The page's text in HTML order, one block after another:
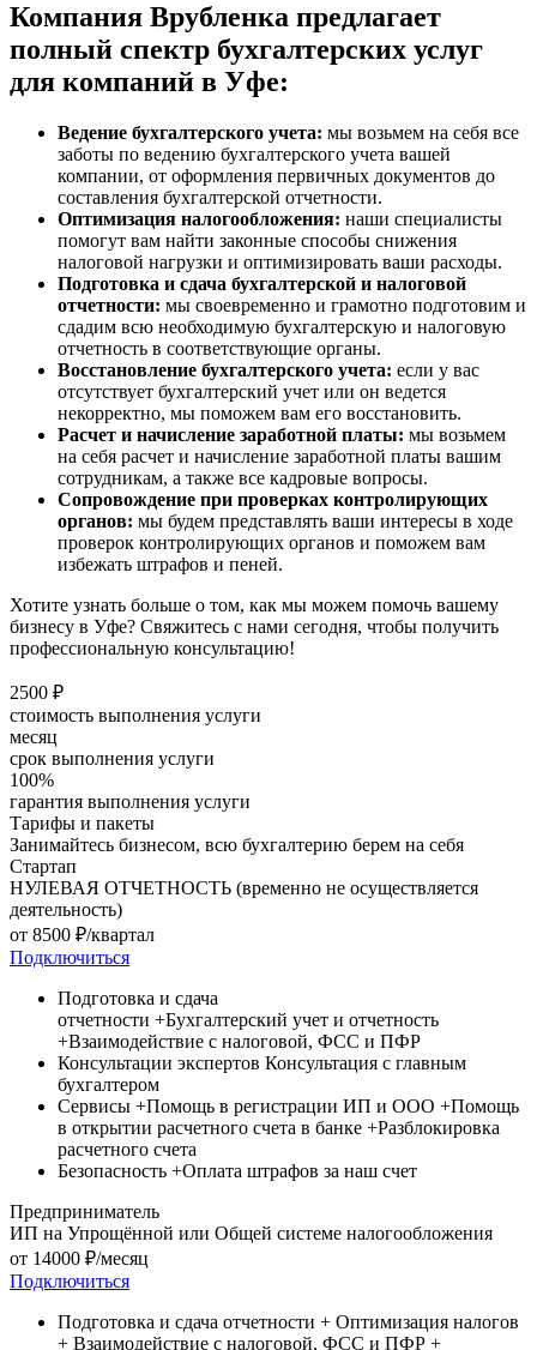
Компания Врубленка предлагает
полный спектр бухгалтерских услуг
для компаний в Уфе:
Ведение бухгалтерского учета: мы возьмем на себя все
заботы по ведению бухгалтерского учета вашей
компании, от оформления первичных документов до
составления бухгалтерской отчетности.
Оптимизация налогообложения: наши специалисты
помогут вам найти законные способы снижения
налоговой нагрузки и оптимизировать ваши расходы.
Подготовка и сдача бухгалтерской и налоговой
отчетности: мы своевременно и грамотно подготовим и
сдадим всю необходимую бухгалтерскую и налоговую
отчетность в соответствующие органы.
Восстановление бухгалтерского учета: если у вас
отсутствует бухгалтерский учет или он ведется
некорректно, мы поможем вам его восстановить.
Расчет и начисление заработной платы: мы возьмем
на себя расчет и начисление заработной платы вашим
сотрудникам, а также все кадровые вопросы.
Сопровождение при проверках контролирующих
органов: мы будем представлять ваши интересы в ходе
проверок контролирующих органов и поможем вам
избежать штрафов и пеней.
Хотите узнать больше о том, как мы можем помочь вашему
бизнесу в Уфе? Свяжитесь с нами сегодня, чтобы получить
профессиональную консультацию!
2500 ₽
стоимость выполнения услуги
месяц
срок выполнения услуги
100%
гарантия выполнения услуги
Тарифы и пакеты
Занимайтесь бизнесом, всю бухгалтерию берем на себя
Стартап
НУЛЕВАЯ ОТЧЕТНОСТЬ (временно не осуществляется
деятельность)
от 8500 ₽/квартал
Подключиться
Подготовка и сдача
отчетности +Бухгалтерский учет и отчетность
+Взаимодействие с налоговой, ФСС и ПФР
Консультации экспертов Консультация c главным
бухгалтером
Сервисы +Помощь в регистрации ИП и ООО +Помощь
в открытии расчетного счета в банке +Разблокировка
расчетного счета
Безопасность +Оплата штрафов за наш счет
Предприниматель
ИП на Упрощённой или Общей системе налогообложения
от 14000 ₽/месяц
Подключиться
Подготовка и сдача отчетности + Оптимизация налогов
+ Взаимодействие с налоговой, ФСС и ПФР +